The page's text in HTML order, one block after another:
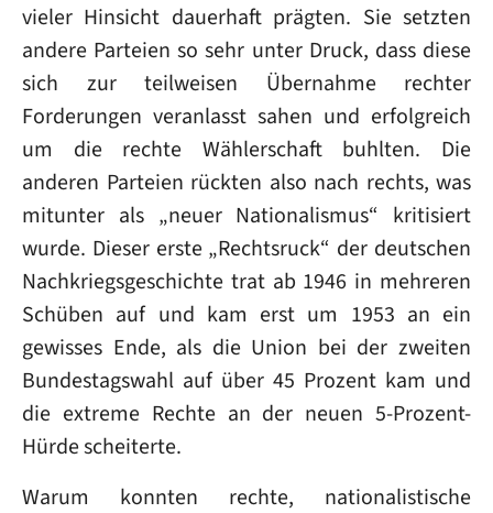
vieler Hinsicht dauerhaft prägten. Sie setzten
andere Parteien so sehr unter Druck, dass diese
sich zur teilweisen Übernahme rechter
Forderungen veranlasst sahen und erfolgreich
um die rechte Wählerschaft buhlten. Die
anderen Parteien rückten also nach rechts, was
mitunter als „neuer Nationalismus“ kritisiert
wurde. Dieser erste „Rechtsruck“ der deutschen
Nachkriegsgeschichte trat ab 1946 in mehreren
Schüben auf und kam erst um 1953 an ein
gewisses Ende, als die Union bei der zweiten
Bundestagswahl auf über 45 Prozent kam und
die extreme Rechte an der neuen 5-Prozent-
Hürde scheiterte.
Warum konnten rechte, nationalistische